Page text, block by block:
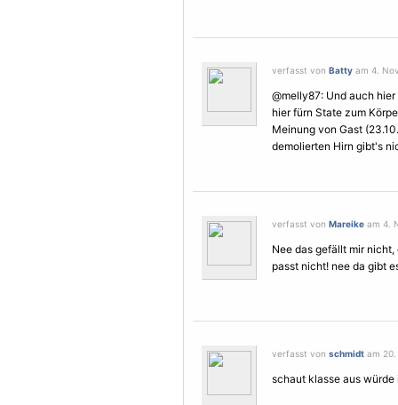
verfasst von Batty am 4.
@melly87: Und auch
hier fürn State zum
Meinung von Gast
demolierten Hirn gibt's
verfasst von Mareike am 4.
Nee das gefällt mir
passt nicht! nee da gibt
verfasst von schmidt am
schaut klasse aus